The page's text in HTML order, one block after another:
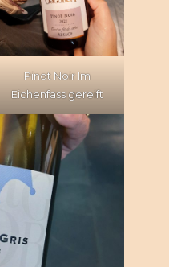
Pinot Noir Im
Eichenfass gereift